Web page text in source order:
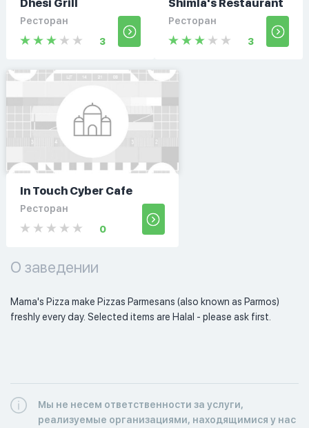
Dhesi Grill
Ресторан
3
Shimla's Restaurant
Ресторан
3
In Touch Cyber Cafe
Ресторан
0
О заведении
Mama's Pizza make Pizzas Parmesans (also known as Parmos)
freshly every day. Selected items are Halal - please ask first.
Мы не несем ответственности за услуги,
реализуемые организациями, находящимися у нас